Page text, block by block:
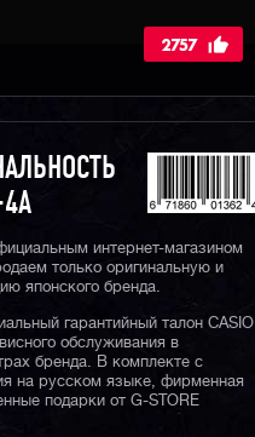
2757
интернет-магазином
только оригинальную и
японского бренда.
гарантийный талон CASIO
обслуживания в
бренда. В комплекте с
на русском языке, фирменная
подарки от G-STORE